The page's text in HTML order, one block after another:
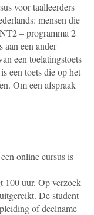
voor taalleerders
mensen die
– programma 2
aan een ander
een toelatingstoets
een toets die op het
Om een afspraak
online cursus is
100 uur. Op verzoek
De student
of deelname